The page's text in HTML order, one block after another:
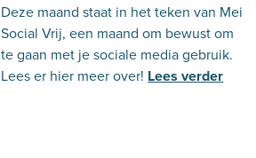
Deze maand staat in het teken van Mei
Social Vrij, een maand om bewust om
te gaan met je sociale media gebruik.
Lees er hier meer over! Lees verder